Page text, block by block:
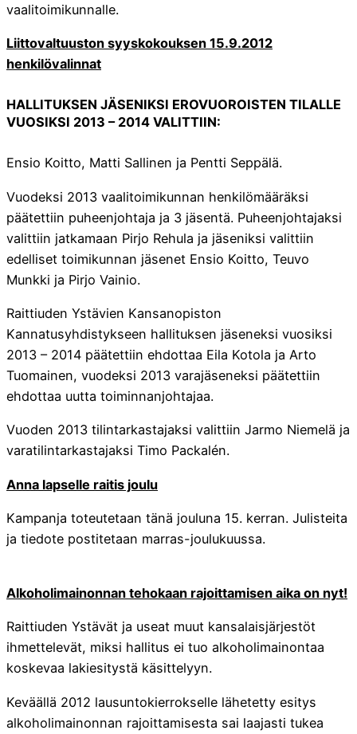
vaalitoimikunnalle.
Liittovaltuuston syyskokouksen 15.9.2012
henkilövalinnat
HALLITUKSEN JÄSENIKSI EROVUOROISTEN TILALLE
VUOSIKSI 2013 – 2014 VALITTIIN:
Ensio Koitto, Matti Sallinen ja Pentti Seppälä.
Vuodeksi 2013 vaalitoimikunnan henkilömääräksi
päätettiin puheenjohtaja ja 3 jäsentä. Puheenjohtajaksi
valittiin jatkamaan Pirjo Rehula ja jäseniksi valittiin
edelliset toimikunnan jäsenet Ensio Koitto, Teuvo
Munkki ja Pirjo Vainio.
Raittiuden Ystävien Kansanopiston
Kannatusyhdistykseen hallituksen jäseneksi vuosiksi
2013 – 2014 päätettiin ehdottaa Eila Kotola ja Arto
Tuomainen, vuodeksi 2013 varajäseneksi päätettiin
ehdottaa uutta toiminnanjohtajaa.
Vuoden 2013 tilintarkastajaksi valittiin Jarmo Niemelä ja
varatilintarkastajaksi Timo Packalén.
Anna lapselle raitis joulu
Kampanja toteutetaan tänä jouluna 15. kerran. Julisteita
ja tiedote postitetaan marras-joulukuussa.
Alkoholimainonnan tehokaan rajoittamisen aika on nyt!
Raittiuden Ystävät ja useat muut kansalaisjärjestöt
ihmettelevät, miksi hallitus ei tuo alkoholimainontaa
koskevaa lakiesitystä käsittelyyn.
Keväällä 2012 lausuntokierrokselle lähetetty esitys
alkoholimainonnan rajoittamisesta sai laajasti tukea